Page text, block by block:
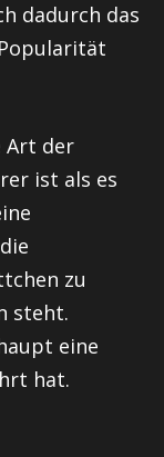
dadurch das
Art der
ist als es
zu
steht.
eine
hat.